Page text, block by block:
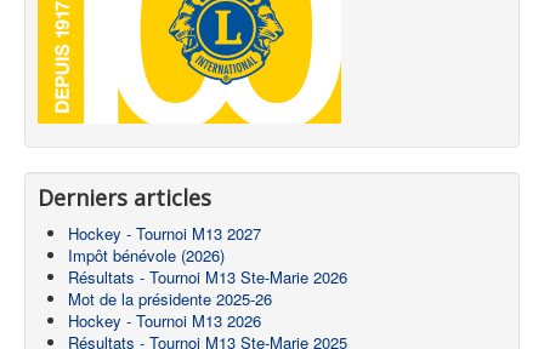
Derniers articles
Hockey - Tournoi M13 2027
Impôt bénévole (2026)
Résultats - Tournoi M13 Ste-Marie 2026
Mot de la présidente 2025-26
Hockey - Tournoi M13 2026
Résultats - Tournoi M13 Ste-Marie 2025